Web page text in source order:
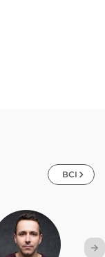
ВСІ